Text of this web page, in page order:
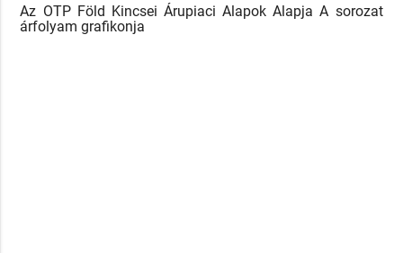
Az OTP Föld Kincsei Árupiaci Alapok Alapja A sorozat
árfolyam grafikonja